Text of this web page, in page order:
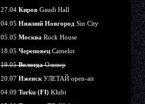
27.04 Киров Gaudi Hall
04.05 Нижний Новгород Sin City
05.05 Москва Rock House
18.05 Череповец Camelot
19.05ВологдаОливер
20.07 Ижевск УЛЕТАЙ open-air
04.09 Turku (FI) Klubi